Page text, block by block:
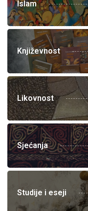
Islam
Književnost
Likovnost
Sjećanja
Studije i eseji